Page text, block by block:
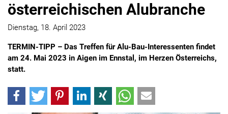
österreichischen Alubranche
Dienstag, 18. April 2023
TERMIN-TIPP – Das Treffen für Alu-Bau-Interessenten findet
am 24. Mai 2023 in Aigen im Ennstal, im Herzen Österreichs,
statt.